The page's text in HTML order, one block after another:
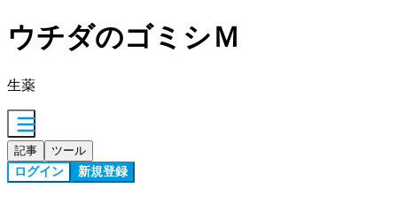
ウチダのゴミシＭ
生薬
記事 ツール
ログイン 新規登録